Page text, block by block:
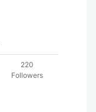
220
Followers